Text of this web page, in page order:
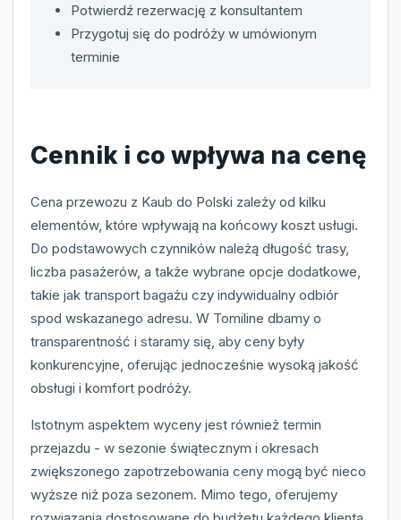
Potwierdź rezerwację z konsultantem
Przygotuj się do podróży w umówionym
terminie
Cennik i co wpływa na cenę
Cena przewozu z Kaub do Polski zależy od kilku
elementów, które wpływają na końcowy koszt usługi.
Do podstawowych czynników należą długość trasy,
liczba pasażerów, a także wybrane opcje dodatkowe,
takie jak transport bagażu czy indywidualny odbiór
spod wskazanego adresu. W Tomiline dbamy o
transparentność i staramy się, aby ceny były
konkurencyjne, oferując jednocześnie wysoką jakość
obsługi i komfort podróży.
Istotnym aspektem wyceny jest również termin
przejazdu - w sezonie świątecznym i okresach
zwiększonego zapotrzebowania ceny mogą być nieco
wyższe niż poza sezonem. Mimo tego, oferujemy